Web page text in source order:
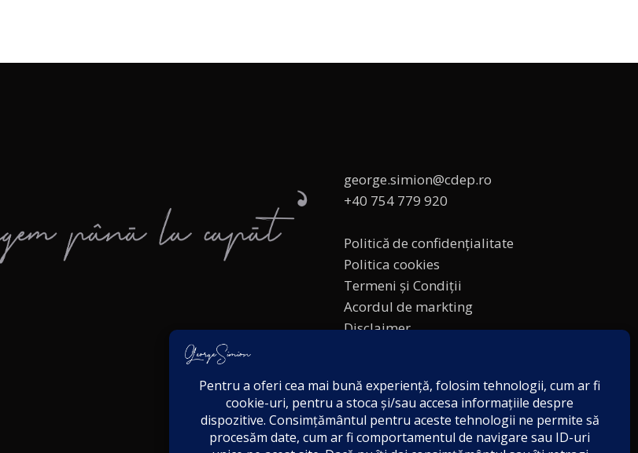
george.simion@cdep.ro
+40 754 779 920
Politică de confidențialitate
Politica cookies
Termeni și Condiții
Acordul de markting
Disclaimer